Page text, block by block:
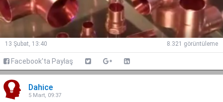
13 Şubat, 13:40 8.321 görüntüleme
Facebook'ta Paylaş
Dahice
5 Mart, 09:37